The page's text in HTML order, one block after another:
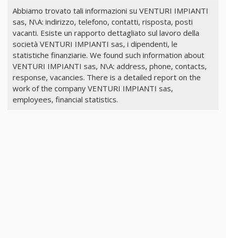
Abbiamo trovato tali informazioni su VENTURI IMPIANTI
sas, N\A: indirizzo, telefono, contatti, risposta, posti
vacanti. Esiste un rapporto dettagliato sul lavoro della
società VENTURI IMPIANTI sas, i dipendenti, le
statistiche finanziarie. We found such information about
VENTURI IMPIANTI sas, N\A: address, phone, contacts,
response, vacancies. There is a detailed report on the
work of the company VENTURI IMPIANTI sas,
employees, financial statistics.